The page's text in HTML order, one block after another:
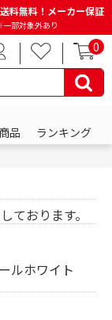
料無料！メーカー保証
部対象外あり
0
品
ランキング
ております。
ルホワイト